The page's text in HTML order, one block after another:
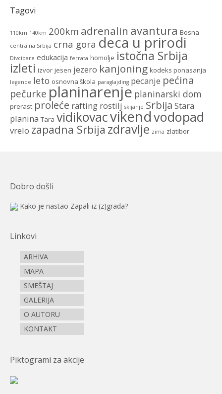
Tagovi
110km 140km 200km adrenalin avantura Bosna
centralna Srbija crna gora deca u prirodi
Divcibare edukacija ferrata homolje istočna Srbija
izleti izvor jesen jezero kanjoning kodeks ponasanja
legende leto osnovna škola paraglajding pecanje pećina
pečurke planinarenje planinarski dom
prerast proleće rafting rostilj skijanje Srbija Stara
planina Tara vidikovacvikendvodopad
vrelo zapadna Srbija zdravlje zima zlatibor
Dobro došli
Kako je nastao Zapali iz (z)grada?
Linkovi
ARHIVA
MAPA
SMEŠTAJ
GALERIJA
O AUTORU
KONTAKT
Piktogrami za akcije